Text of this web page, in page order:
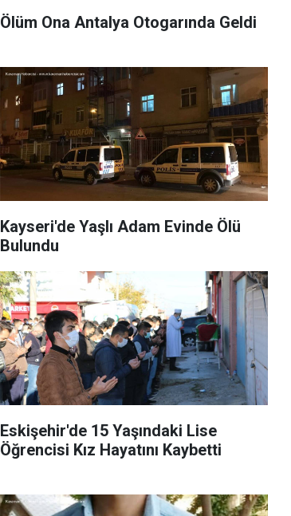
Ölüm Ona Antalya Otogarında Geldi
Kayseri'de Yaşlı Adam Evinde Ölü
Bulundu
Eskişehir'de 15 Yaşındaki Lise
Öğrencisi Kız Hayatını Kaybetti